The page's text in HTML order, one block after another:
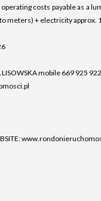
costs payable as a
meters) + electricity approx.
mobile 669 925 922